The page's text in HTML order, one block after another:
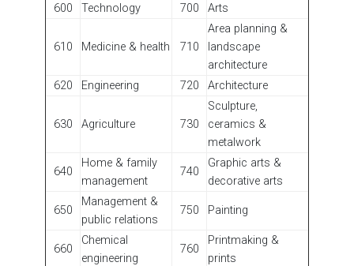
600
Technology 700 Arts
610 Medicine & health 710
Area planning &
landscape
architecture
620
Engineering 720 Architecture
630 Agriculture 730
Sculpture,
ceramics &
metalwork
640
Home & family
management
740
Graphic arts &
decorative arts
650
Management &
public relations
750 Painting
660
Chemical
engineering
760
Printmaking &
prints